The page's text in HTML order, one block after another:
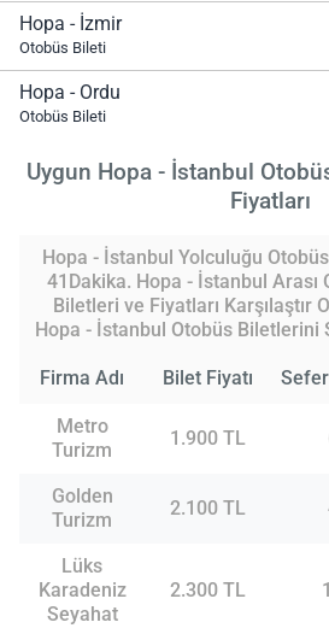
Hopa - İzmir
Otobüs Bileti
Hopa - Ordu
Otobüs Bileti
Uygun Hopa - İstanbul
Fiyatları
Hopa - İstanbul Yolculuğu
41Dakika. Hopa - İstanbul Arası
Biletleri ve Fiyatları Karşılaştır
Hopa - İstanbul Otobüs Biletlerini
Firma Adı Bilet Fiyatı Sefer
Metro
Turizm
1.900 TL
Golden
Turizm
2.100 TL
Lüks
Karadeniz
Seyahat
2.300 TL